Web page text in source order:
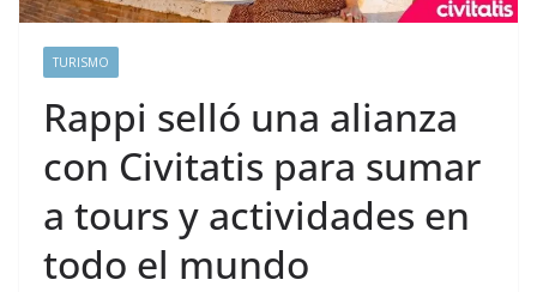
TURISMO
Rappi selló una alianza
con Civitatis para sumar
a tours y actividades en
todo el mundo